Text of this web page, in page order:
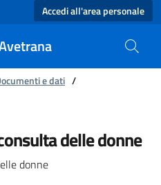
Accedi all'area personale
e dati /
di Avetrana
delle donne
donne